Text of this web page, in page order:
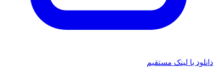
با لینک مستقیم